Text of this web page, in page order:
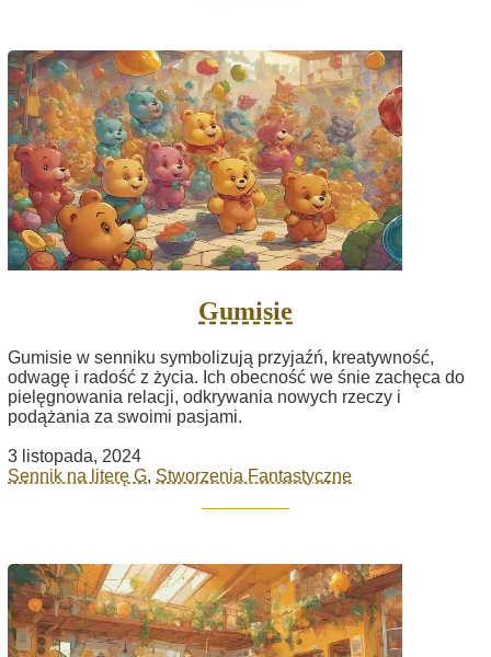
Gumisie
Gumisie w senniku symbolizują przyjaźń, kreatywność,
odwagę i radość z życia. Ich obecność we śnie zachęca do
pielęgnowania relacji, odkrywania nowych rzeczy i
podążania za swoimi pasjami.
3 listopada, 2024
Sennik na literę G, Stworzenia Fantastyczne